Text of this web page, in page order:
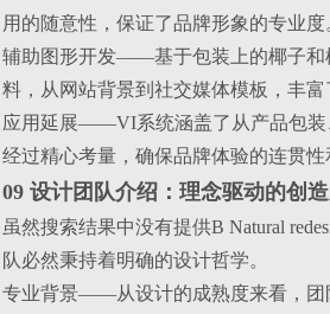
用的随意性，保证了品牌形象的专业度
辅助图形开发——基于包装上的椰子和
料，从网站背景到社交媒体模板，丰
应用延展——VI系统涵盖了从产品包装
经过精心考量，确保品牌体验的连贯性
09 设计团队介绍：理念驱动的创
虽然搜索结果中没有提供B Natural
队必然秉持着明确的设计哲学。
专业背景——从设计的成熟度来看，团